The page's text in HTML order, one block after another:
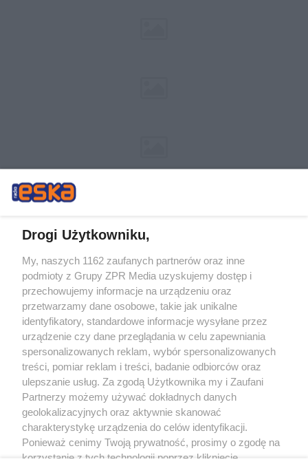
Żaden utwór zamieszczony w serwisie nie może być powielany i
rozpowszechniany lub dalej rozpowszechniany w jakikolwiek sposób (w
tym także elektroniczny lub mechaniczny) na jakimkolwiek polu
eksploatacji w jakiejkolwiek formie, włącznie z umieszczaniem w Internecie
bez pisemnej zgody właściciela praw. Jakiekolwiek użycie lub
wykorzystanie utworów w całości lub w części z naruszeniem prawa, tzn.
bez właściwej zgody, jest zabronione pod groźbą kary i może być ścigane
prawnie.
O nas
Drogi Użytkowniku,
My, naszych 1162 zaufanych partnerów oraz inne
podmioty z Grupy ZPR Media uzyskujemy dostęp i
przechowujemy informacje na urządzeniu oraz
przetwarzamy dane osobowe, takie jak unikalne
identyfikatory, standardowe informacje wysyłane przez
urządzenie czy dane przeglądania w celu zapewniania
spersonalizowanych reklam, wybór spersonalizowanych
treści, pomiar reklam i treści, badanie odbiorców oraz
ulepszanie usług. Za zgodą Użytkownika my i Zaufani
Partnerzy możemy używać dokładnych danych
geolokalizacyjnych oraz aktywnie skanować
charakterystykę urządzenia do celów identyfikacji.
Ponieważ cenimy Twoją prywatność, prosimy o zgodę na
korzystanie z tych technologii poprzez kliknięcie